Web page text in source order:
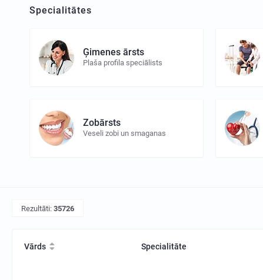
Specialitātes
Ģimenes ārsts
Plaša profila speciālists
Zobārsts
Veseli zobi un smaganas
Rezultāti: 35726
Vārds Specialitāte